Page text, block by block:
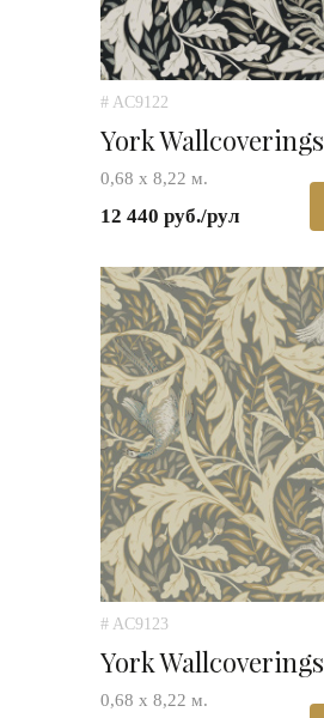
# AC9122
York Wallcoverings
0,68 х 8,22 м.
12 440 руб./рул
# AC9123
York Wallcoverings
0,68 х 8,22 м.